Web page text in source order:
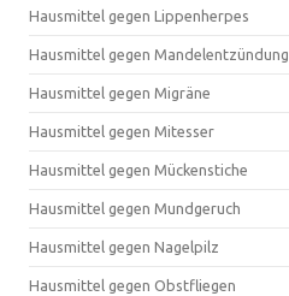
Hausmittel gegen Lippenherpes
Hausmittel gegen Mandelentzündung
Hausmittel gegen Migräne
Hausmittel gegen Mitesser
Hausmittel gegen Mückenstiche
Hausmittel gegen Mundgeruch
Hausmittel gegen Nagelpilz
Hausmittel gegen Obstfliegen